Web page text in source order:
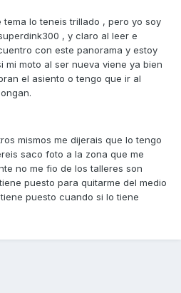
lo teneis trillado , pero yo soy
, y claro al leer e
con este panorama y estoy
mi moto al ser nueva viene ya bien
el asiento o tengo que ir al
mismos me dijerais que lo tengo
saco foto a la zona que me
no me fio de los talleres son
puesto para quitarme del medio
puesto cuando si lo tiene